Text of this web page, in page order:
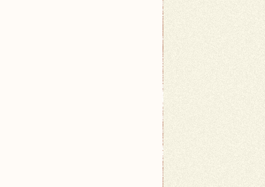
- są symbolem luksusu, jakości i